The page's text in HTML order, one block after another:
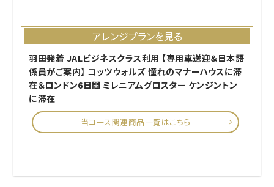
アレンジプランを見る
羽田発着 JALビジネスクラス利用 【専用車送迎＆日本語
係員がご案内】 コッツウォルズ 憧れのマナーハウスに滞
在＆ロンドン6日間 ミレニアムグロスター ケンジントン
に滞在
当コース関連商品一覧はこちら